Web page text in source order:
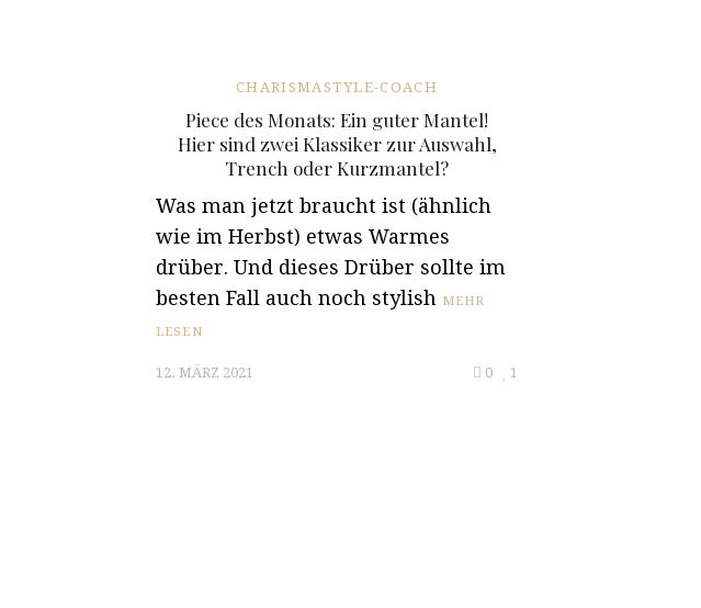
CHARISMASTYLE-COACH
Piece des Monats: Ein guter Mantel!
Hier sind zwei Klassiker zur Auswahl,
Trench oder Kurzmantel?
Was man jetzt braucht ist (ähnlich
wie im Herbst) etwas Warmes
drüber. Und dieses Drüber sollte im
besten Fall auch noch stylish MEHR
LESEN
12. MÄRZ 2021 0 1